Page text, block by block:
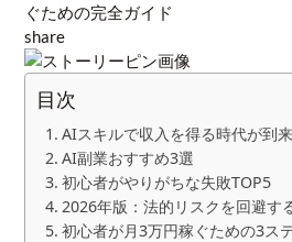
ぐための完全ガイド
share
目次
AIスキルで収入を得る時代が到来
AI副業おすすめ3選
初心者がやりがちな失敗TOP5
2026年版：法的リスクを回避す
初心者が月3万円稼ぐための3ス